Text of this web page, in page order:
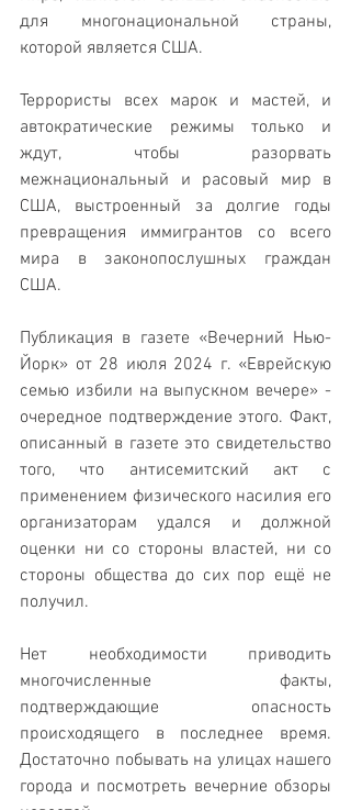
для многонациональной страны,
которой является США.
Террористы всех марок и мастей, и
автократические режимы только и
ждут, чтобы разорвать
межнациональный и расовый мир в
США, выстроенный за долгие годы
превращения иммигрантов со всего
мира в законопослушных граждан
США.
Публикация в газете «Вечерний Нью-
Йорк» от 28 июля 2024 г. «Еврейскую
семью избили на выпускном вечере» -
очередное подтверждение этого. Факт,
описанный в газете это свидетельство
того, что антисемитский акт с
применением физического насилия его
организаторам удался и должной
оценки ни со стороны властей, ни со
стороны общества до сих пор ещё не
получил.
Нет необходимости приводить
многочисленные факты,
подтверждающие опасность
происходящего в последнее время.
Достаточно побывать на улицах нашего
города и посмотреть вечерние обзоры